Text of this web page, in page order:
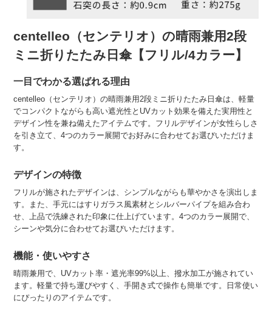
centelleo（センテリオ）の晴雨兼用2段
ミニ折りたたみ日傘【フリル/4カラー】
一目でわかる選ばれる理由
centelleo（センテリオ）の晴雨兼用2段ミニ折りたたみ日傘は、軽量
でコンパクトながらも高い遮光性とUVカット効果を備えた実用性と
デザイン性を兼ね備えたアイテムです。フリルデザインが女性らしさ
を引き立て、4つのカラー展開でお好みに合わせてお選びいただけま
す。
デザインの特徴
フリルが施されたデザインは、シンプルながらも華やかさを演出しま
す。また、手元にはすりガラス風素材とシルバーパイプを組み合わ
せ、上品で洗練された印象に仕上げています。4つのカラー展開で、
シーンや気分に合わせてお選びいただけます。
機能・使いやすさ
晴雨兼用で、UVカット率・遮光率99%以上、撥水加工が施されてい
ます。軽量で持ち運びやすく、手開き式で操作も簡単です。日常使い
にぴったりのアイテムです。